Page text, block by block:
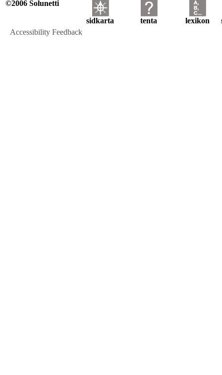
©2006 Solunetti
sidkarta tenta lexikon
Accessibility Feedback